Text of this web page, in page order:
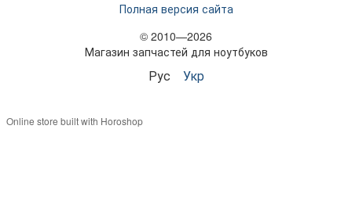
Полная версия сайта
© 2010—2026
Магазин запчастей для ноутбуков
Рус Укр
Online store built with Horoshop